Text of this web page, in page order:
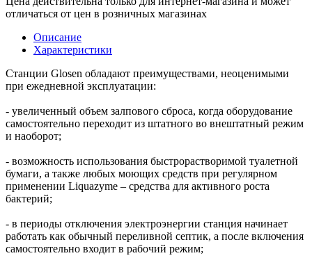
отличаться от цен в розничных магазинах
Описание
Характеристики
Станции Glosen обладают преимуществами, неоценимыми
при ежедневной эксплуатации:
- увеличенный объем залпового сброса, когда оборудование
самостоятельно переходит из штатного во внештатный режим
и наоборот;
- возможность использования быстрорастворимой туалетной
бумаги, а также любых моющих средств при регулярном
применении Liquazyme – средства для активного роста
бактерий;
- в периоды отключения электроэнергии станция начинает
работать как обычный переливной септик, а после включения
самостоятельно входит в рабочий режим;